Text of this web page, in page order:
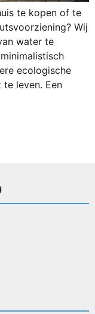
te kopen of te
Wij
water te
ecologische
leven. Een